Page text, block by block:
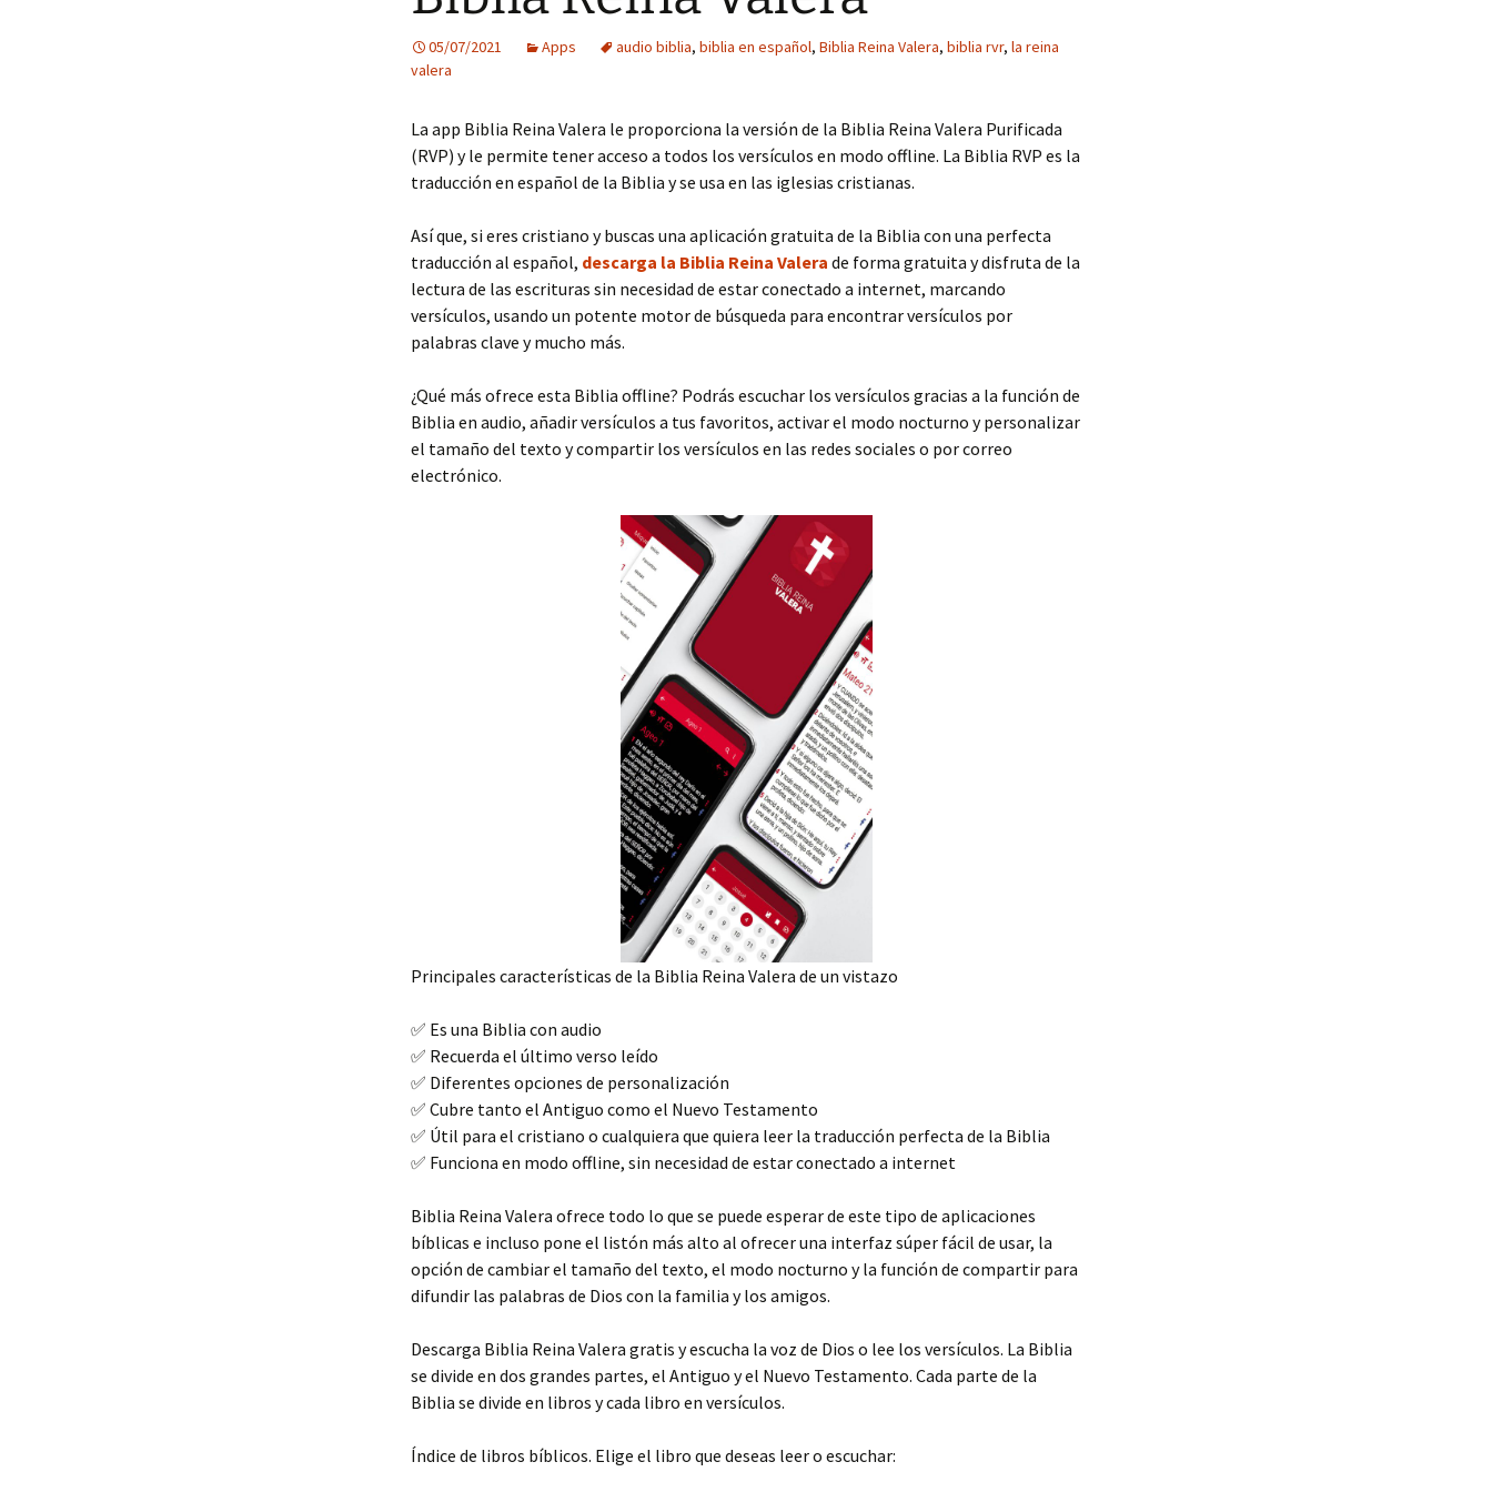
05/07/2021 Apps audio biblia, biblia en español, Biblia Reina Valera, biblia rvr, la reina
valera
La app Biblia Reina Valera le proporciona la versión de la Biblia Reina Valera Purificada
(RVP) y le permite tener acceso a todos los versículos en modo offline. La Biblia RVP es la
traducción en español de la Biblia y se usa en las iglesias cristianas.
Así que, si eres cristiano y buscas una aplicación gratuita de la Biblia con una perfecta
traducción al español, descarga la Biblia Reina Valera de forma gratuita y disfruta de la
lectura de las escrituras sin necesidad de estar conectado a internet, marcando
versículos, usando un potente motor de búsqueda para encontrar versículos por
palabras clave y mucho más.
¿Qué más ofrece esta Biblia offline? Podrás escuchar los versículos gracias a la función de
Biblia en audio, añadir versículos a tus favoritos, activar el modo nocturno y personalizar
el tamaño del texto y compartir los versículos en las redes sociales o por correo
electrónico.
Principales características de la Biblia Reina Valera de un vistazo
✅ Es una Biblia con audio
✅ Recuerda el último verso leído
✅ Diferentes opciones de personalización
✅ Cubre tanto el Antiguo como el Nuevo Testamento
✅ Útil para el cristiano o cualquiera que quiera leer la traducción perfecta de la Biblia
✅ Funciona en modo offline, sin necesidad de estar conectado a internet
Biblia Reina Valera ofrece todo lo que se puede esperar de este tipo de aplicaciones
bíblicas e incluso pone el listón más alto al ofrecer una interfaz súper fácil de usar, la
opción de cambiar el tamaño del texto, el modo nocturno y la función de compartir para
difundir las palabras de Dios con la familia y los amigos.
Descarga Biblia Reina Valera gratis y escucha la voz de Dios o lee los versículos. La Biblia
se divide en dos grandes partes, el Antiguo y el Nuevo Testamento. Cada parte de la
Biblia se divide en libros y cada libro en versículos.
Índice de libros bíblicos. Elige el libro que deseas leer o escuchar: